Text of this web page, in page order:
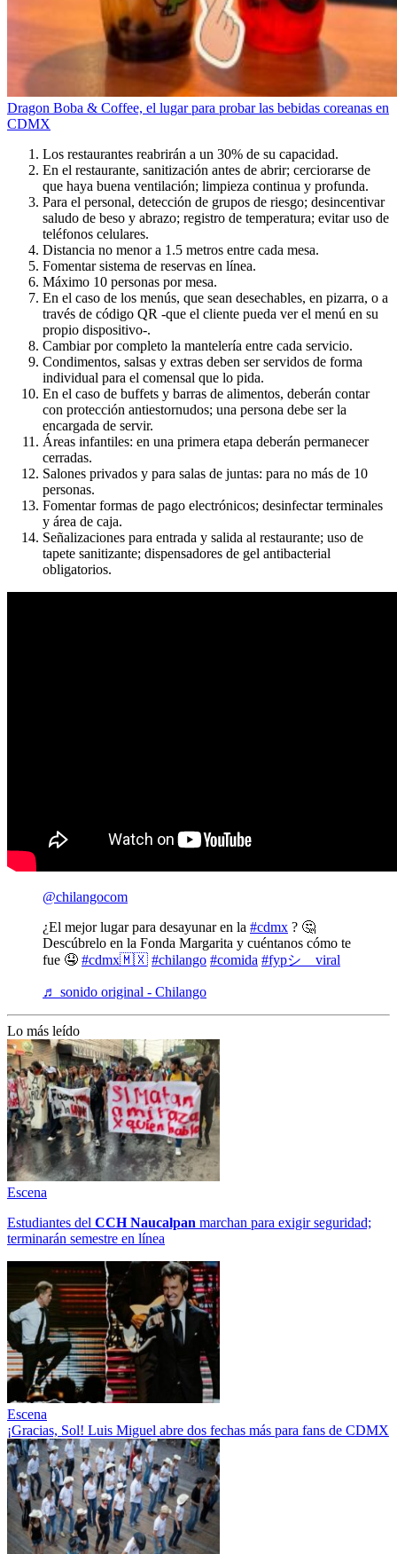
Dragon Boba & Coffee, el lugar para probar las bebidas coreanas en
CDMX
Los restaurantes reabrirán a un 30% de su capacidad.
En el restaurante, sanitización antes de abrir; cerciorarse de
que haya buena ventilación; limpieza continua y profunda.
Para el personal, detección de grupos de riesgo; desincentivar
saludo de beso y abrazo; registro de temperatura; evitar uso de
teléfonos celulares.
Distancia no menor a 1.5 metros entre cada mesa.
Fomentar sistema de reservas en línea.
Máximo 10 personas por mesa.
En el caso de los menús, que sean desechables, en pizarra, o a
través de código QR -que el cliente pueda ver el menú en su
propio dispositivo-.
Cambiar por completo la mantelería entre cada servicio.
Condimentos, salsas y extras deben ser servidos de forma
individual para el comensal que lo pida.
En el caso de buffets y barras de alimentos, deberán contar
con protección antiestornudos; una persona debe ser la
encargada de servir.
Áreas infantiles: en una primera etapa deberán permanecer
cerradas.
Salones privados y para salas de juntas: para no más de 10
personas.
Fomentar formas de pago electrónicos; desinfectar terminales
y área de caja.
Señalizaciones para entrada y salida al restaurante; uso de
tapete sanitizante; dispensadores de gel antibacterial
obligatorios.
@chilangocom
¿El mejor lugar para desayunar en la #cdmx ? 🤔
Descúbrelo en la Fonda Margarita y cuéntanos cómo te
fue 🤤 #cdmx🇲🇽 #chilango #comida #fypシ゚viral
♬ sonido original - Chilango
Lo más leído
Escena
Estudiantes del CCH Naucalpan marchan para exigir seguridad;
terminarán semestre en línea
Escena
¡Gracias, Sol! Luis Miguel abre dos fechas más para fans de CDMX